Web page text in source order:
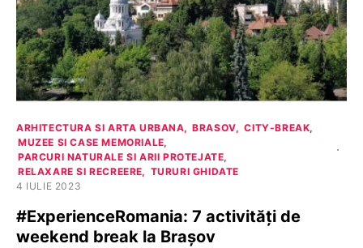
ARHITECTURA SI ARTA URBANA BRASOV
CITY-BREAK
MUZEE SI CASE MEMORIALE
PARCURI NATURALE SI ARII PROTEJATE
RELAXARE SI RECREERE
TURURI GHIDATE
4 IULIE 2023
#ExperienceRomania: 7 activități de
weekend break la Brașov